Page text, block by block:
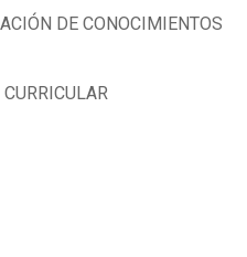
DE CONOCIMIENTOS